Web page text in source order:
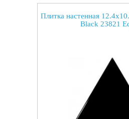
Плитка настенная
Black 23821